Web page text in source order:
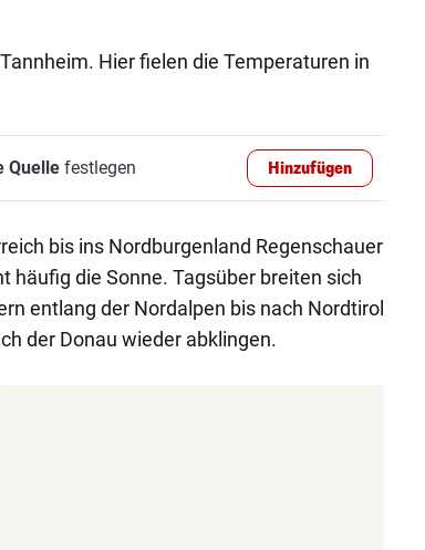
Hier fielen die Temperaturen in
Quellefestlegen Hinzufügen
bis ins Nordburgenland Regenschauer
häufig die Sonne. Tagsüber breiten sich
entlang der Nordalpen bis nach Nordtirol
der Donau wieder abklingen.